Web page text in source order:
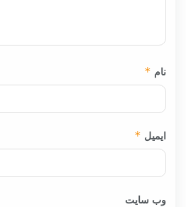
نام *
ایمیل *
وب‌ سایت